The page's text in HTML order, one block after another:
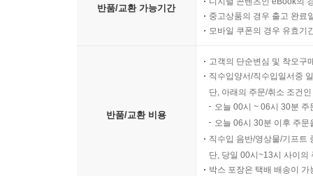
반품/교환 가능기간
중고상품의 경우 출고 완료
모바일 쿠폰의 경우 유효기
반품/교환 비용
고객의 단순변심 및 착오구
직수입양서/직수입일서중
단, 아래의 주문/취소 조건
오늘 00시 ~ 06시 30분
오늘 06시 30분 이후 주
직수입 음반/영상물/기프트
단, 당일 00시~13시 사이의
박스 포장은 택배 배송이